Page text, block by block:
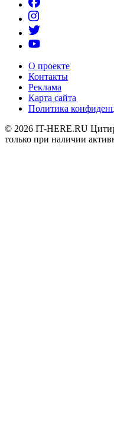
О проекте
Контакты
Реклама
Карта сайта
Политика
© 2026 IT-HERE.RU
только при наличии